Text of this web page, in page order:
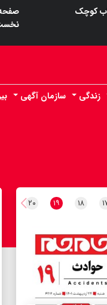
کوچک
زندگی سازمان آگهی
۱۸ ۱۹ ۲۰